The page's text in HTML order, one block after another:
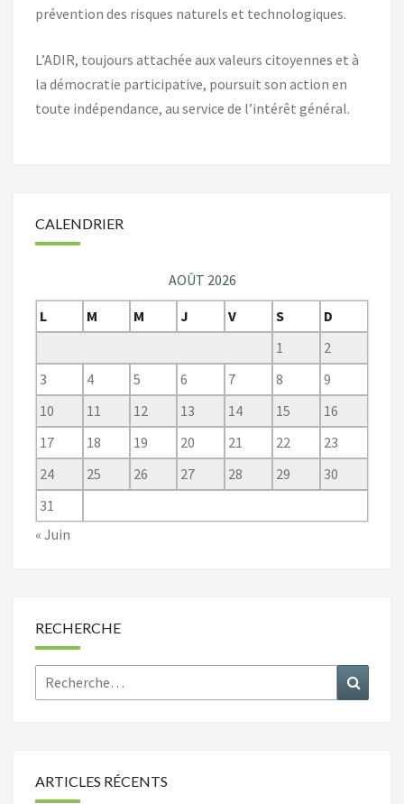
prévention des risques naturels et technologiques.
L’ADIR, toujours attachée aux valeurs citoyennes et à
la démocratie participative, poursuit son action en
toute indépendance, au service de l’intérêt général.
CALENDRIER
AOÛT 2026
L
M M J V S
D
1
2
3
4 5 6 7 8
9
10
11 12 13 14 15
16
17
18 19 20 21 22
23
24
25 26 27 28 29
30
31
« Juin
RECHERCHE
Rechercher :
ARTICLES RÉCENTS